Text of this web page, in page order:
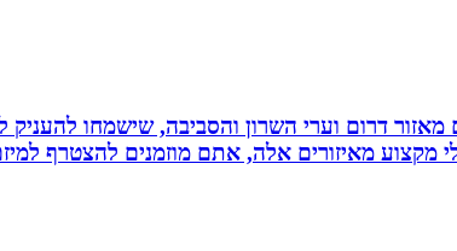
מאזור דרום וערי השרון והסביבה, שישמחו
מקצוע מאיזורים אלה, אתם מוזמנים להצטרף